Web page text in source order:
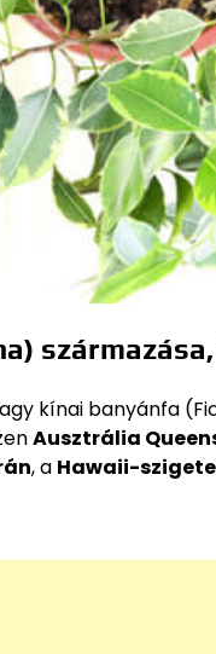
kínai banyánfa
Ausztrália
, a Hawaii-